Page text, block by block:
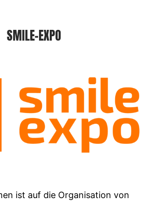
SMILE-EXPO
ist auf die Organisation von